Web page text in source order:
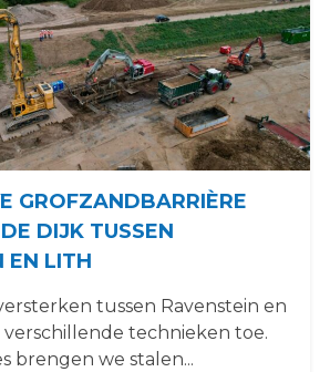
GROFZANDBARRIÈRE
DIJK TUSSEN
EN LITH
tussen Ravenstein en
verschillende technieken toe.
brengen we stalen...